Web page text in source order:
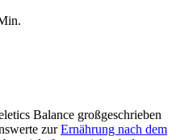
Balance großgeschrieben
zurErnährung nach dem